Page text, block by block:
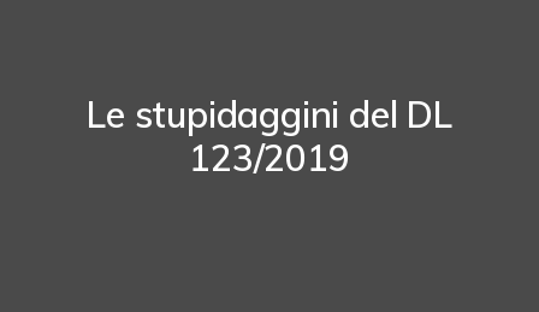
Le stupidaggini del DL
123/2019